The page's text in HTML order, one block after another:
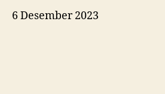
6 Desember 2023